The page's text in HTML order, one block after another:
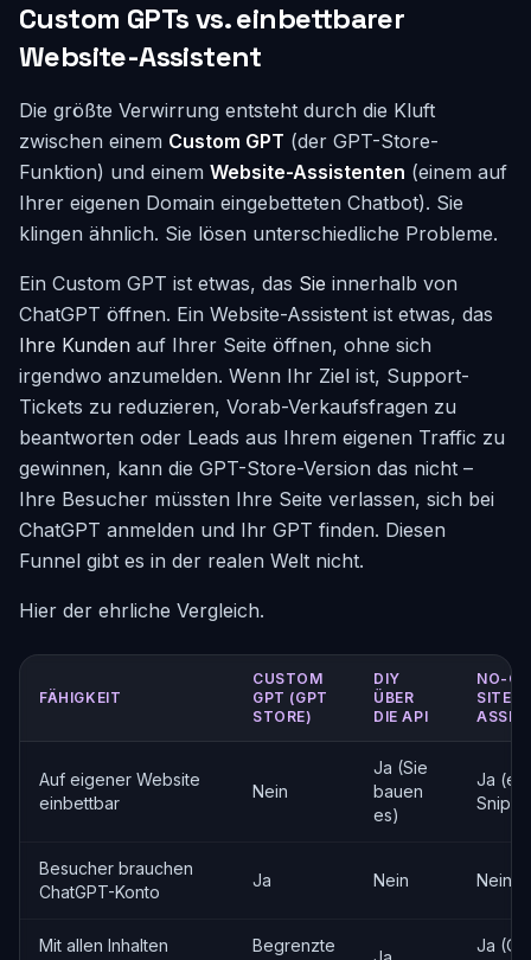
Custom GPTs vs. einbettbarer
Website-Assistent
Die größte Verwirrung entsteht durch die Kluft
zwischen einem Custom GPT (der GPT-Store-
Funktion) und einem Website-Assistenten (einem auf
Ihrer eigenen Domain eingebetteten Chatbot). Sie
klingen ähnlich. Sie lösen unterschiedliche Probleme.
Ein Custom GPT ist etwas, das Sie innerhalb von
ChatGPT öffnen. Ein Website-Assistent ist etwas, das
Ihre Kunden auf Ihrer Seite öffnen, ohne sich
irgendwo anzumelden. Wenn Ihr Ziel ist, Support-
Tickets zu reduzieren, Vorab-Verkaufsfragen zu
beantworten oder Leads aus Ihrem eigenen Traffic zu
gewinnen, kann die GPT-Store-Version das nicht –
Ihre Besucher müssten Ihre Seite verlassen, sich bei
ChatGPT anmelden und Ihr GPT finden. Diesen
Funnel gibt es in der realen Welt nicht.
Hier der ehrliche Vergleich.
FÄHIGKEIT
CUSTOM
GPT (GPT
STORE)
DIY
ÜBER
DIE API
NO-
SITE-
Auf eigener Website
einbettbar
Nein
Ja (Sie
bauen
es)
Ja (ein
Besucher brauchen
ChatGPT-Konto
Ja Nein Nein
Mit allen Inhalten
Begrenzte
Ja